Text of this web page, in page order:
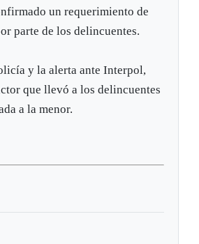
un requerimiento de
parte de los delincuentes.
y la alerta ante Interpol,
que llevó a los delincuentes
a la menor.